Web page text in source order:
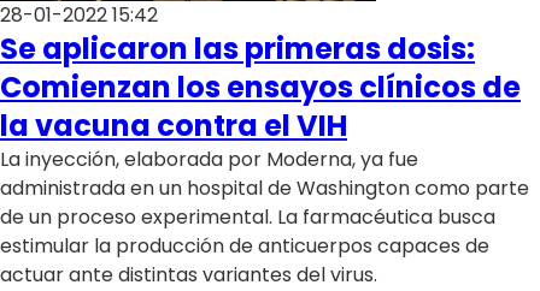
28-01-2022 15:42
Se aplicaron las primeras dosis:
Comienzan los ensayos clínicos de
la vacuna contra el VIH
La inyección, elaborada por Moderna, ya fue
administrada en un hospital de Washington como parte
de un proceso experimental. La farmacéutica busca
estimular la producción de anticuerpos capaces de
actuar ante distintas variantes del virus.